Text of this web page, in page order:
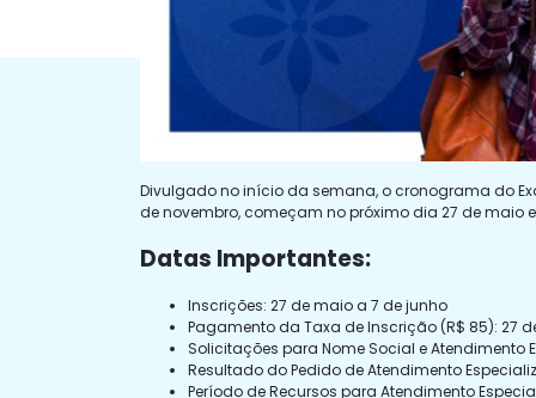
Divulgado no início da semana, o cronograma do
de novembro, começam no próximo dia 27 de maio
Datas Importantes:
Inscrições: 27 de maio a 7 de junho
Pagamento da Taxa de Inscrição (R$ 85): 27
Solicitações para Nome Social e Atendimento
Resultado do Pedido de Atendimento
Período de Recursos para Atendimento